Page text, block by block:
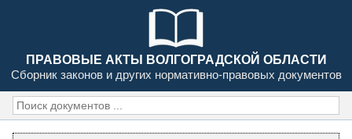
ПРАВОВЫЕ АКТЫ ВОЛГОГРАДСКОЙ ОБЛАСТИ
Сборник законов и других нормативно-правовых документов